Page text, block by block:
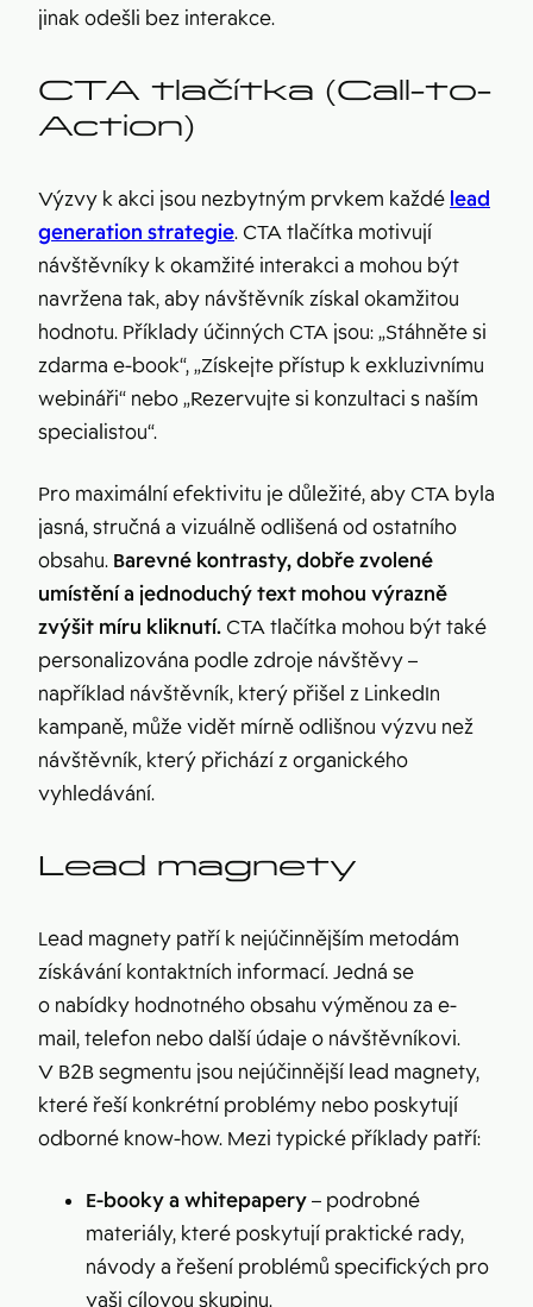
jinak odešli bez interakce.
CTA tlačítka (Call-to-
Action)
Výzvy k akci jsou nezbytným prvkem každé lead
generation strategie. CTA tlačítka motivují
návštěvníky k okamžité interakci a mohou být
navržena tak, aby návštěvník získal okamžitou
hodnotu. Příklady účinných CTA jsou: „Stáhněte si
zdarma e-book“, „Získejte přístup k exkluzivnímu
webináři“ nebo „Rezervujte si konzultaci s naším
specialistou“.
Pro maximální efektivitu je důležité, aby CTA byla
jasná, stručná a vizuálně odlišená od ostatního
obsahu. Barevné kontrasty, dobře zvolené
umístění a jednoduchý text mohou výrazně
zvýšit míru kliknutí. CTA tlačítka mohou být také
personalizována podle zdroje návštěvy –
například návštěvník, který přišel z LinkedIn
kampaně, může vidět mírně odlišnou výzvu než
návštěvník, který přichází z organického
vyhledávání.
Lead magnety
Lead magnety patří k nejúčinnějším metodám
získávání kontaktních informací. Jedná se
o nabídky hodnotného obsahu výměnou za e-
mail, telefon nebo další údaje o návštěvníkovi.
V B2B segmentu jsou nejúčinnější lead magnety,
které řeší konkrétní problémy nebo poskytují
odborné know-how. Mezi typické příklady patří:
E-booky a whitepapery– podrobné
materiály, které poskytují praktické rady,
návody a řešení problémů specifických pro
vaši cílovou skupinu.